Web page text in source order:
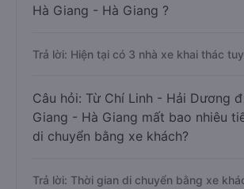
Hà Giang - Hà Giang ?
Trả lời: Hiện tại có 3 nhà xe khai thác
Câu hỏi: Từ Chí Linh - Hải Dương
Giang - Hà Giang mất bao nhiêu
di chuyển bằng xe khách?
Trả lời: Thời gian di chuyển bằng xe